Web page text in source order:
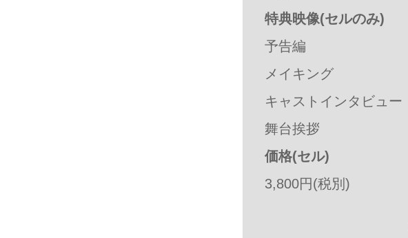
特典映像(セルのみ)
予告編
メイキング
キャストインタビュー
舞台挨拶
価格(セル)
3,800円(税別)